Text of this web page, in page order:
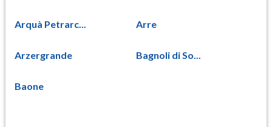
Arquà Petrarc... Arre
Arzergrande Bagnoli di So...
Baone